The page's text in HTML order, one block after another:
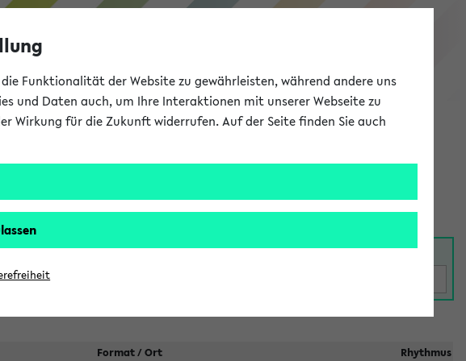
eKVV
Format / Ort
Rhythmus
Funktionalität der Website zu gewährleisten, während andere uns
und Daten auch, um Ihre Interaktionen mit unserer Webseite zu
Wirkung für die Zukunft widerrufen. Auf der Seite finden Sie auch